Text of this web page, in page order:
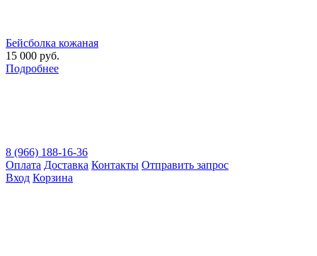
Бейсболка кожаная
15 000 руб.
Подробнее
8 (966) 188-16-36
Оплата Доставка Контакты Отправить запрос
Вход Корзина